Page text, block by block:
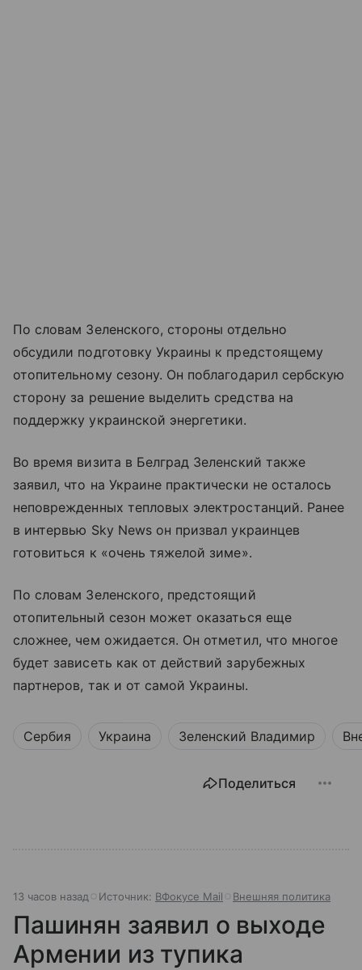
По словам Зеленского, стороны отдельно
обсудили подготовку Украины к предстоящему
отопительному сезону. Он поблагодарил сербскую
сторону за решение выделить средства на
поддержку украинской энергетики.
Во время визита в Белград Зеленский также
заявил, что на Украине практически не осталось
неповрежденных тепловых электростанций. Ранее
в интервью Sky News он призвал украинцев
готовиться к «очень тяжелой зиме».
По словам Зеленского, предстоящий
отопительный сезон может оказаться еще
сложнее, чем ожидается. Он отметил, что многое
будет зависеть как от действий зарубежных
партнеров, так и от самой Украины.
Сербия Украина Зеленский Владимир
Поделиться
13 часов назад Источник: ВФокусе Mail Внешняя политика
Пашинян заявил о выходе
Армении из тупика